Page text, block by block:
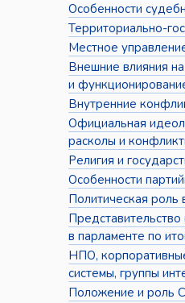
Особенности
Территориально-
Местное
Внешние влияния
и
Внутренние
Официальная
расколы и
Религия и
Особенности
Политическая роль
Представительство
в парламенте по
НПО,
системы, группы
Положение и роль